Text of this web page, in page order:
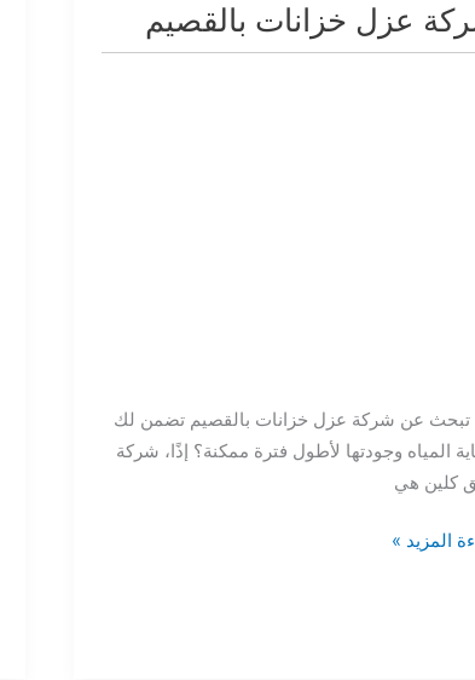
عزل خزانات بالقصيم
عن شركة عزل خزانات بالقصيم تضمن لك
المياه وجودتها لأطول فترة ممكنة؟ إذًا، شركة
كلين هي
المزيد »